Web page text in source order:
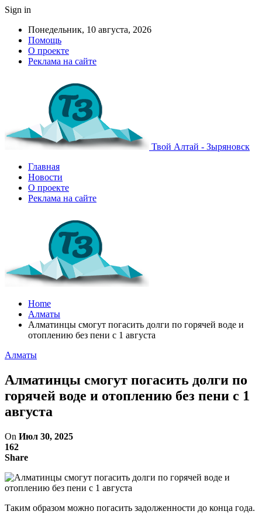
Sign in
Понедельник, 10 августа, 2026
Помощь
О проекте
Реклама на сайте
Твой Алтай - Зыряновск
Главная
Новости
О проекте
Реклама на сайте
Home
Алматы
Алматинцы смогут погасить долги по горячей воде и
отоплению без пени с 1 августа
Алматы
Алматинцы смогут погасить долги по
горячей воде и отоплению без пени с 1
августа
On Июл 30, 2025
162
Share
Таким образом можно погасить задолженности до конца года.